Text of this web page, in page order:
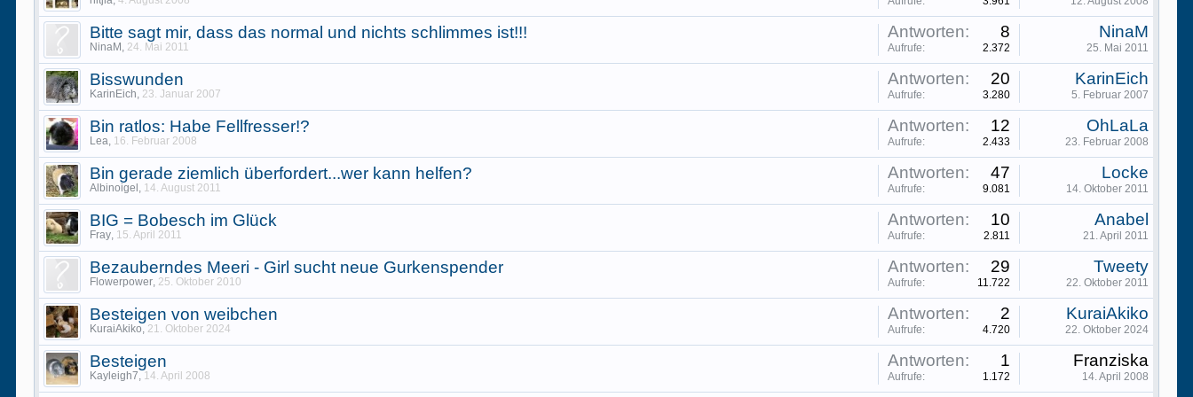
Bitte sagt mir, dass das normal und nichts schlimmes ist!!!
NinaM , 24. Mai 2011
Antworten: 8
Aufrufe: 2.372
NinaM
25. Mai 2011
Bisswunden
KarinEich, 23. Januar 2007
Antworten: 20
Aufrufe: 3.280
KarinEich
5. Februar 2007
Bin ratlos: Habe Fellfresser!?
Lea, 16. Februar 2008
Antworten: 12
Aufrufe: 2.433
OhLaLa
23. Februar 2008
Bin gerade ziemlich überfordert...wer kann helfen?
Albinoigel , 14. August 2011
Antworten: 47
Aufrufe: 9.081
Locke
14. Oktober 2011
BIG = Bobesch im Glück
Fray, 15. April 2011
Antworten: 10
Aufrufe: 2.811
Anabel
21. April 2011
Bezauberndes Meeri - Girl sucht neue Gurkenspender
Flowerpower, 25. Oktober 2010
Antworten: 29
Aufrufe: 11.722
Tweety
22. Oktober 2011
Besteigen von weibchen
KuraiAkiko, 21. Oktober 2024
Antworten: 2
Aufrufe: 4.720
KuraiAkiko
22. Oktober 2024
Besteigen
Kayleigh7, 14. April 2008
Antworten: 1
Aufrufe: 1.172
Franziska
14. April 2008